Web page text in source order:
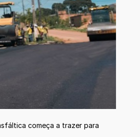
começa a trazer para